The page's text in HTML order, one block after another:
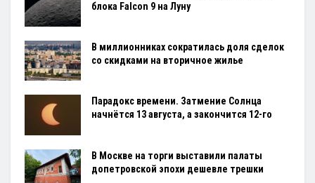
блока Falcon 9 на Луну
В миллионниках сократилась доля сделок
со скидками на вторичное жилье
Парадокс времени. Затмение Солнца
начнётся 13 августа, а закончится 12-го
В Москве на торги выставили палаты
допетровской эпохи дешевле трешки